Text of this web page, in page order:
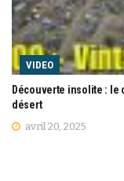
VIDEO
Découverte insolite : le
désert
avril 20, 2025